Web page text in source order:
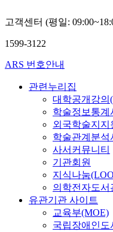
고객센터 (평일:
1599-3122
ARS 번호안내
관련누리집
대학공개강의
학술정보통계
외국학술지지
학술관계분
사서커뮤니티
기관회원
지식나눔
의학전자도서
유관기관 사이트
교육부(MOE)
국립장애인